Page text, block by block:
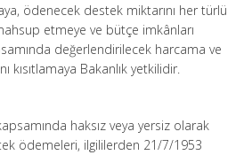
ödenecek destek miktarını her türlü
etmeye ve bütçe imkânları
değerlendirilecek harcama ve
kısıtlamaya Bakanlık yetkilidir.
haksız veya yersiz olarak
ödemeleri, ilgililerden 21/7/1953